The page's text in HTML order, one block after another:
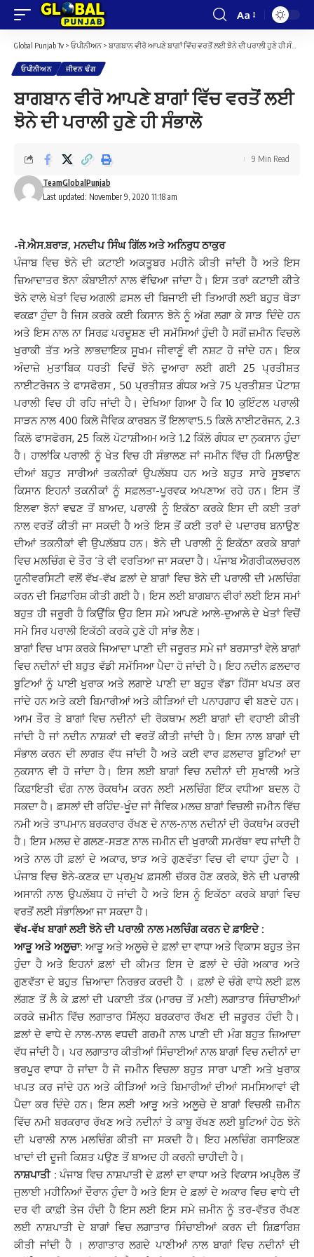
Font
Resizer
Aa
Global Punjab Tv > ਓਪੀਨੀਅਨ > ਬਾਗਬਾਨ ਵੀਰੋ ਆਪਣੇ ਬਾਗਾਂ ਵਿੱਚ ਵਰਤੋਂ ਲਈ ਝੋਨੇ ਦੀ ਪਰਾਲੀ ਹੁਣੇ ਹੀ ਸੰਭਾਲੋ
ਓਪੀਨੀਅਨ ਜੀਵਨ ਢੰਗ
ਬਾਗਬਾਨ ਵੀਰੋ ਆਪਣੇ ਬਾਗਾਂ ਵਿੱਚ ਵਰਤੋਂ ਲਈ
ਝੋਨੇ ਦੀ ਪਰਾਲੀ ਹੁਣੇ ਹੀ ਸੰਭਾਲੋ
Last updated: November 9, 2020 11:18 am
TeamGlobalPunjab
9 Min Read
-ਜੇ.ਐਸ.ਬਰਾੜ, ਮਨਦੀਪ ਸਿੰਘ ਗਿੱਲ ਅਤੇ ਅਨਿਰੁਧ ਠਾਕੁਰ
ਪੰਜਾਬ ਵਿਚ ਝੋਨੇ ਦੀ ਕਟਾਈ ਅਕਤੂਬਰ ਮਹੀਨੇ ਕੀਤੀ ਜਾਂਦੀ ਹੈ ਅਤੇ ਇਸ
ਜ਼ਿਆਦਾਤਰ ਝੋਨਾ ਕੰਬਾਈਨਾਂ ਨਾਲ ਵੱਢਿਆ ਜਾਂਦਾ ਹੈ। ਇਸ ਤਰਾਂ ਕਟਾਈ ਕੀਤੇ
ਝੋਨੇ ਵਾਲੇ ਖੇਤਾਂ ਵਿਚ ਅਗਲੀ ਫ਼ਸਲ ਦੀ ਬਿਜਾਈ ਦੀ ਤਿਆਰੀ ਲਈ ਬਹੁਤ ਥੋੜਾ
ਵਕਫ਼ਾ ਹੁੰਦਾ ਹੈ ਜਿਸ ਕਰਕੇ ਕਈ ਕਿਸਾਨ ਝੋਨੇ ਨੂੰ ਅੱਗ ਲਗਾ ਕੇ ਸਾੜ ਦਿੰਦੇ ਹਨ
ਅਤੇ ਇਸ ਨਾਲ ਨਾ ਸਿਰਫ਼ ਪਰਦੂਸ਼ਣ ਦੀ ਸਮੱਸਿਆਂ ਹੁੰਦੀ ਹੈ ਸਗੋਂ ਜ਼ਮੀਨ ਵਿਚਲੇ
ਖੁਰਾਕੀ ਤੱਤ ਅਤੇ ਲਾਭਦਾਇਕ ਸੂਖਮ ਜੀਵਾਣੂੰ ਵੀ ਨਸ਼ਟ ਹੋ ਜਾਂਦੇ ਹਨ। ਇਕ
ਅੰਦਾਜ਼ੇ ਮੁਤਾਬਿਕ ਧਰਤੀ ਵਿਚੋਂ ਝੋਨੇ ਦੁਆਰਾ ਲਈ ਗਈ 25 ਪ੍ਰਤੀਸ਼ਤ
ਨਾਈਟਰੋਜਨ ਤੇ ਫਾਸਫੋਰਸ , 50 ਪ੍ਰਤੀਸ਼ਤ ਗੰਧਕ ਅਤੇ 75 ਪ੍ਰਤੀਸ਼ਤ ਪੋਟਾਸ਼
ਪਰਾਲੀ ਵਿਚ ਹੀ ਰਹਿ ਜਾਂਦੀ ਹੈ। ਦੇਖਿਆ ਗਿਆ ਹੈ ਕਿ 10 ਕੁਇੰਟਲ ਪਰਾਲੀ
ਸਾੜਨ ਨਾਲ 400 ਕਿਲੋ ਜੈਵਿਕ ਕਾਰਬਨ ਤੋਂ ਇਲਾਵਾ5.5 ਕਿਲੋ ਨਾਈਟਰੋਜਨ, 2.3
ਕਿਲੋ ਫਾਸਫੋਰਸ, 25 ਕਿਲੋ ਪੋਟਾਸ਼ੀਅਮ ਅਤੇ 1.2 ਕਿੱਲੋ ਗੰਧਕ ਦਾ ਨੁਕਸਾਨ ਹੁੰਦਾ
ਹੈ। ਹਾਲਾਂਕਿ ਪਰਾਲੀ ਨੂੰ ਖੇਤ ਵਿਚ ਹੀ ਸੰਭਾਲਣ ਜਾਂ ਜਮੀਨ ਵਿੱਚ ਹੀ ਮਿਲਾਉਣ
ਦੀਆਂ ਬਹੁਤ ਸਾਰੀਆਂ ਤਕਨੀਕਾਂ ਉਪਲੱਬਧ ਹਨ ਅਤੇ ਬਹੁਤ ਸਾਰੇ ਸੂਝਵਾਨ
ਕਿਸਾਨ ਇਹਨਾਂ ਤਕਨੀਕਾਂ ਨੂੰ ਸਫ਼ਲਤਾ-ਪੂਰਵਕ ਅਪਣਾਅ ਰਹੇ ਹਨ। ਇਸ ਤੋਂ
ਇਲਵਾ ਝੋਨਾਂ ਵਢਣ ਤੋਂ ਬਾਅਦ, ਪਰਾਲੀ ਨੂੰ ਇਕੱਠਾ ਕਰਕੇ ਇਸ ਦੀ ਕਈ ਤਰਾਂ
ਨਾਲ ਵਰਤੋਂ ਕੀਤੀ ਜਾ ਸਕਦੀ ਹੈ ਅਤੇ ਇਸ ਤੋਂ ਕਈ ਤਰਾਂ ਦੇ ਪਦਾਰਥ ਬਨਾਉਣ
ਦੀਆਂ ਤਕਨੀਕਾਂ ਵੀ ਉਪਲੱਬਧ ਹਨ। ਝੋਨੇ ਦੀ ਪਰਾਲੀ ਨੂੰ ਇਕੱਠਾ ਕਰਕੇ ਬਾਗਾਂ
ਵਿਚ ਮਲਚਿੰਗ ਦੇ ਤੌਰ ‘ਤੇ ਵੀ ਵਰਤਿਆ ਜਾ ਸਕਦਾ ਹੈ। ਪੰਜਾਬ ਐਗਰੀਕਲਚਰਲ
ਯੂਨੀਵਰਸਿਟੀ ਵਲੋਂ ਵੱਖ-ਵੱਖ ਫ਼ਲਾਂ ਦੇ ਬਾਗਾਂ ਵਿਚ ਝੋਨੇ ਦੀ ਪਰਾਲੀ ਦੀ ਮਲਚਿੰਗ
ਕਰਨ ਦੀ ਸਿਫ਼ਾਰਿਸ਼ ਕੀਤੀ ਗਈ ਹੈ। ਇਸ ਲਈ ਬਾਗਬਾਨ ਵੀਰਾਂ ਲਈ ਇਸ ਸਮਾਂ
ਬਹੁਤ ਹੀ ਜਰੂਰੀ ਹੈ ਕਿਉਂਕਿ ਉਹ ਇਸ ਸਮੇ ਆਪਣੇ ਆਲੇ-ਦੁਆਲੇ ਦੇ ਖੇਤਾਂ ਵਿਚੋਂ
ਸਮੇ ਸਿਰ ਪਰਾਲੀ ਇਕੱਠੀ ਕਰਕੇ ਹੁਣੇ ਹੀ ਸਾਂਭ ਲੈਣ।
ਬਾਗਾਂ ਵਿਚ ਖਾਸ ਕਰਕੇ ਜਿਆਦਾ ਪਾਣੀ ਦੀ ਜਰੂਰਤ ਸਮੇ ਜਾਂ ਬਰਸਾਤਾਂ ਵੇਲੇ ਬਾਗਾਂ
ਵਿਚ ਨਦੀਨਾਂ ਦੀ ਬਹੁਤ ਵੱਡੀ ਸਮੱਸਿਆ ਪੈਦਾ ਹੋ ਜਾਂਦੀ ਹੈ। ਇਹ ਨਦੀਨ ਫ਼ਲਦਾਰ
ਬੂਟਿਆਂ ਨੂੰ ਪਾਈ ਖੁਰਾਕ ਅਤੇ ਲਗਾਏ ਪਾਣੀ ਦਾ ਬਹੁਤ ਵੱਡਾ ਹਿੱਸਾ ਖਪਤ ਕਰ
ਜਾਂਦੇ ਹਨ ਅਤੇ ਕਈ ਬਿਮਾਰੀਆਂ ਅਤੇ ਕੀੜਿਆਂ ਦੀ ਪਨਾਹਗਾਹ ਵੀ ਬਣਦੇ ਹਨ।
ਆਮ ਤੌਰ ਤੇ ਬਾਗਾਂ ਵਿਚ ਨਦੀਨਾਂ ਦੀ ਰੋਕਥਾਮ ਲਈ ਬਾਗਾਂ ਦੀ ਵਹਾਈ ਕੀਤੀ
ਜਾਂਦੀ ਹੈ ਜਾਂ ਨਦੀਨ ਨਾਸ਼ਕਾਂ ਦੀ ਵਰਤੋਂ ਕੀਤੀ ਜਾਂਦੀ ਹੈ। ਇਸ ਨਾਲ ਬਾਗਾਂ ਦੀ
ਸੰਭਾਲ ਕਰਨ ਦੀ ਲਾਗਤ ਵੱਧ ਜਾਂਦੀ ਹੈ ਅਤੇ ਕਈ ਵਾਰ ਫ਼ਲਦਾਰ ਬੂਟਿਆਂ ਦਾ
ਨੁਕਸਾਨ ਵੀ ਹੋ ਜਾਂਦਾ ਹੈ। ਇਸ ਲਈ ਬਾਗਾਂ ਵਿਚ ਨਦੀਨਾਂ ਦੀ ਸੁਖਾਲੀ ਅਤੇ
ਕਿਫ਼ਾਇਤੀ ਢੰਗ ਨਾਲ ਰੋਕਥਾਂਮ ਕਰਨ ਲਈ ਮਲਚਿੰਗ ਇੱਕ ਵਧੀਆ ਬਦਲ ਹੋ
ਸਕਦਾ ਹੈ। ਫ਼ਸਲਾਂ ਦੀ ਰਹਿੰਦ-ਖੂੰਦ ਜਾਂ ਜੈਵਿਕ ਮਲਚ ਬਾਗਾਂ ਵਿਚਲੀ ਜਮੀਨ ਵਿੱਚ
ਨਮੀ ਅਤੇ ਤਾਪਮਾਨ ਬਰਕਰਾਰ ਰੱਖਣ ਦੇ ਨਾਲ-ਨਾਲ ਨਦੀਨਾਂ ਦੀ ਰੋਕਥਾਂਮ ਕਰਦੀ
ਹੈ। ਇਸ ਮਲਚ ਦੇ ਗਲਣ-ਸੜਣ ਨਾਲ ਜਮੀਨ ਦੀ ਖੁਰਾਕੀ ਸਮਰੱਥਾ ਵਧ ਜਾਂਦੀ ਹੈ
ਅਤੇ ਨਾਲ ਹੀ ਫ਼ਲਾਂ ਦੇ ਅਕਾਰ, ਝਾੜ ਅਤੇ ਗੁਣਵੱਤਾ ਵਿਚ ਵੀ ਵਾਧਾ ਹੁੰਦਾ ਹੈ ।
ਪੰਜਾਬ ਵਿਚ ਝੋਨੇ-ਕਣਕ ਦਾ ਪ੍ਰਮੁਖ ਫ਼ਸਲੀ ਚੱਕਰ ਹੋਣ ਕਰਕੇ, ਝੋਨੇ ਦੀ ਪਰਾਲੀ
ਅਸਾਨੀ ਨਾਲ ਉਪਲੱਬਧ ਹੋ ਜਾਂਦੀ ਹੈ ਅਤੇ ਇਸ ਨੂੰ ਇਕੱਠਾ ਕਰਕੇ ਬਾਗਾਂ ਵਿਚ
ਵਰਤੋਂ ਲਈ ਸੰਭਾਲਿਆ ਜਾ ਸਕਦਾ ਹੈ।
ਵੱਖ-ਵੱਖ ਬਾਗਾਂ ਲਈ ਝੋਨੇ ਦੀ ਪਰਾਲੀ ਨਾਲ ਮਲਚਿੰਗ ਕਰਨ ਦੇ ਫ਼ਾਇਦੇ :
ਆੜੂ ਅਤੇ ਅਲੂਚਾ: ਆੜੂ ਅਤੇ ਅਲੂਚੇ ਦੇ ਫ਼ਲਾਂ ਦਾ ਵਾਧਾ ਅਤੇ ਵਿਕਾਸ ਬਹੁਤ ਤੇਜ
ਹੁੰਦਾ ਹੈ ਅਤੇ ਇਹਨਾਂ ਫ਼ਲਾਂ ਦੀ ਕੀਮਤ ਇਸ ਦੇ ਫ਼ਲਾਂ ਦੇ ਚੰਗੇ ਅਕਾਰ ਅਤੇ
ਗੁਣਵੱਤਾ ਦੇ ਬਹੁਤ ਜ਼ਿਆਦਾ ਨਿਰਭਰ ਕਰਦੀ ਹੈ । ਫ਼ਲਾਂ ਦੇ ਚੰਗੇ ਵਾਧੇ ਲਈ ਫ਼ਲ
ਲੱਗਣ ਤੋਂ ਲੈ ਕੇ ਫ਼ਲਾਂ ਦੀ ਪਕਾਈ ਤੱਕ (ਮਾਰਚ ਤੋਂ ਮਈ) ਲਗਾਤਾਰ ਸਿੰਚਾਈਆਂ
ਕਰਕੇ ਜ਼ਮੀਨ ਵਿੱਚ ਲਗਾਤਾਰ ਸਿੱਲ੍ਹ ਬਰਕਰਾਰ ਰੱਖਣ ਦੀ ਜ਼ਰੂਰਤ ਹੰਦੀ ਹੈ।
ਫ਼ਲਾਂ ਦੇ ਵਾਧੇ ਦੇ ਨਾਲ-ਨਾਲ ਵਧਦੀ ਗਰਮੀ ਨਾਲ ਪਾਣੀ ਦੀ ਮੰਗ ਬਹੁਤ ਜ਼ਿਆਦਾ
ਵੱਧ ਜਾਂਦੀ ਹੈ। ਪਰ ਲਗਾਤਾਰ ਕੀਤੀਆਂ ਸਿੰਚਾਈਆਂ ਨਾਲ ਬਾਗਾਂ ਵਿਚ ਨਦੀਨਾਂ ਦਾ
ਭਰਪੂਰ ਵਾਧਾ ਹੋ ਜਾਂਦਾ ਹੈ ਜੋ ਜਮੀਨ ਵਿਚਲਾ ਬਹੁਤ ਸਾਰਾ ਪਾਣੀ ਅਤੇ ਖੁਰਾਕ
ਖਪਤ ਕਰ ਜਾਂਦੇ ਹਨ ਅਤੇ ਕੀੜਿਆਂ ਅਤੇ ਬਿਮਾਰੀਆਂ ਦੀਆਂ ਸਮਸਿਆਵਾਂ ਵੀ
ਪੈਦਾ ਕਰ ਦਿੰਦੇ ਹਨ। ਇਸ ਲਈ ਆੜੂ ਅਤੇ ਅਲੂਚੇ ਦੇ ਬਾਗਾਂ ਵਿਚਲੀ ਜ਼ਮੀਨ
ਵਿੱਚ ਨਮੀ ਬਰਕਰਾਰ ਰੱਖਣ ਅਤੇ ਨਦੀਨਾਂ ਤੇ ਕਾਬੂ ਰੱਖਣ ਲਈ ਬੂਟਿਆਂ ਹੇਠ ਝੋਨੇ
ਦੀ ਪਰਾਲੀ ਨਾਲ ਮਲਚਿੰਗ ਕੀਤੀ ਜਾ ਸਕਦੀ ਹੈ। ਇਹ ਮਲਚਿੰਗ ਰਸਾਇਕਣ
ਖਾਦਾਂ ਦੀ ਦੂਜੀ ਕਿਸ਼ਤ ਪਉਣ ਤੋਂ ਬਾਅਦ ਹੀ ਕਰਨੀ ਚਾਹੀਦੀ ਹੈ।
ਨਾਸ਼ਪਾਤੀ : ਪੰਜਾਬ ਵਿਚ ਨਾਸ਼ਪਾਤੀ ਦੇ ਫ਼ਲਾਂ ਦਾ ਵਾਧਾ ਅਤੇ ਵਿਕਾਸ ਅਪ੍ਰੈਲ ਤੋਂ
ਜੁਲਾਈ ਮਹੀਨਿਆਂ ਦੌਰਾਨ ਹੁੰਦਾ ਹੈ ਅਤੇ ਇਸ ਦੇ ਫ਼ਲਾਂ ਦੇ ਅਕਾਰ ਵਿਚ ਵਾਧੇ ਦੀ
ਦਰ ਵੀ ਕਾਫ਼ੀ ਤੇਜ ਹੰਦੀ ਹੈ ਇਸ ਲਈ ਇਸ ਸਮੇ ਜ਼ਮੀਨ ਨੂੰ ਤਰ-ਵੱਤਰ ਰੱਖਣ
ਲਈ ਨਾਸ਼ਪਾਤੀ ਦੇ ਬਾਗਾਂ ਵਿਚ ਲਗਾਤਾਰ ਸਿੰਚਾਈਆਂ ਕਰਨ ਦੀ ਸ਼ਿਫ਼ਾਰਿਸ਼
ਕੀਤੀ ਜਾਂਦੀ ਹੈ । ਲਾਗਾਤਾਰ ਲਗਦੇ ਪਾਣੀਆਂ ਨਾਲ ਬਾਗਾਂ ਵਿਚ ਨਦੀਨਾਂ ਦੀ